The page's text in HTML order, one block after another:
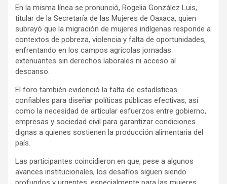
En la misma línea se pronunció, Rogelia González Luis,
titular de la Secretaría de las Mujeres de Oaxaca, quien
subrayó que la migración de mujeres indígenas responde a
contextos de pobreza, violencia y falta de oportunidades,
enfrentando en los campos agrícolas jornadas
extenuantes sin derechos laborales ni acceso al
descanso.
El foro también evidenció la falta de estadísticas
confiables para diseñar políticas públicas efectivas, así
como la necesidad de articular esfuerzos entre gobierno,
empresas y sociedad civil para garantizar condiciones
dignas a quienes sostienen la producción alimentaria del
país.
Las participantes coincidieron en que, pese a algunos
avances institucionales, los desafíos siguen siendo